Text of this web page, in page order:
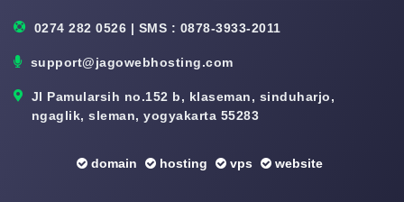
0274 282 0526 | SMS : 0878-3933-2011
support@jagowebhosting.com
Jl Pamularsih no.152 b, klaseman, sinduharjo,
ngaglik, sleman, yogyakarta 55283
domain hosting vps website